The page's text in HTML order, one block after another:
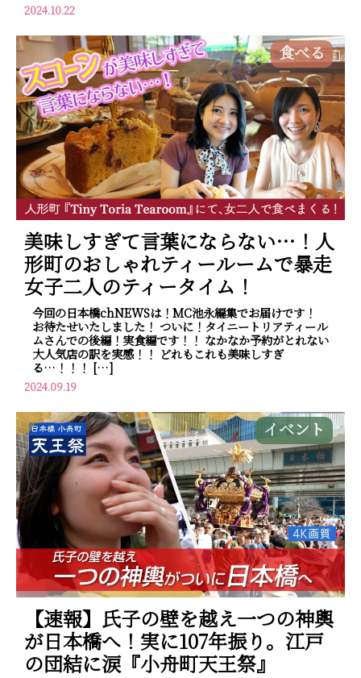
2024.10.22
食べる
美味しすぎて言葉にならない…！人
形町のおしゃれティールームで暴走
女子二人のティータイム！
今回の日本橋chNEWSは！MC池永編集でお届けです！
お待たせいたしました！ ついに！タイニートリアティール
ムさんでの後編！実食編です！！ なかなか予約がとれない
大人気店の訳を実感！！ どれもこれも美味しすぎ
る…！！！ […]
2024.09.19
イベント
【速報】氏子の壁を越え一つの神輿
が日本橋へ！実に107年振り。江戸
の団結に涙『小舟町天王祭』